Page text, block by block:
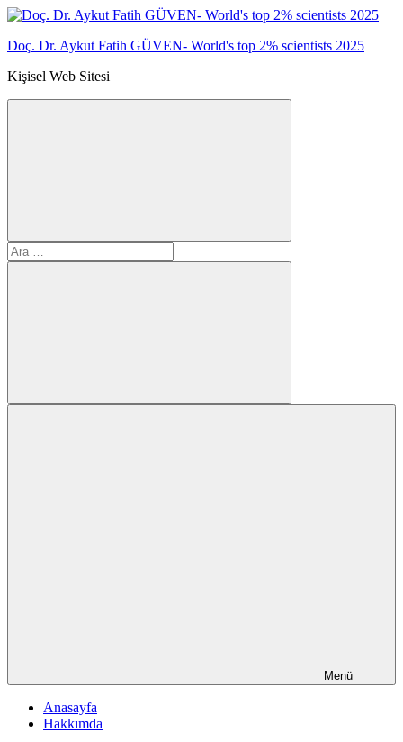
İçeriğe
Doç. Dr. Aykut Fatih GÜVEN- World's top 2% scientists 2025
Kişisel Web Sitesi
Arama
formunu
Ara:
Ara
Menü
Anasayfa
Hakkımda